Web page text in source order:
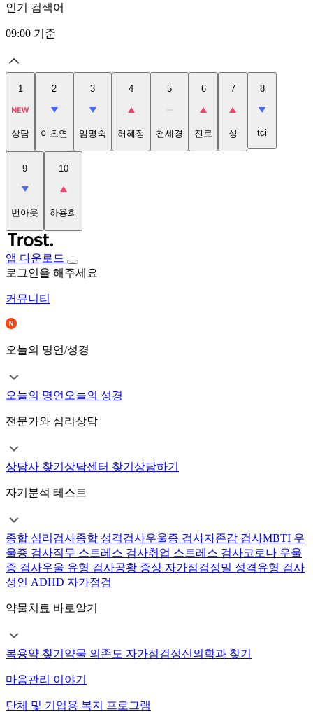
인기 검색어
09:00 기준
1
상담
2
이초연
3
임명숙
4
허혜정
5
천세경
6
진로
7
성
8
tci
9
번아웃
10
하용희
앱 다운로드
로그인을 해주세요
커뮤니티
오늘의 명언/성경
오늘의 명언 오늘의 성경
전문가와 심리상담
상담사 찾기 상담센터 찾기 상담하기
자기분석 테스트
종합 심리검사종합 성격검사우울증 검사자존감 검사MBTI 우
울증 검사직무 스트레스 검사취업 스트레스 검사코로나 우울
증 검사우울 유형 검사공황 증상 자가점검정밀 성격유형 검사
성인 ADHD 자가점검
약물치료 바로알기
복용약 찾기 약물 의존도 자가점검정신의학과 찾기
마음관리 이야기
단체 및 기업용 복지 프로그램